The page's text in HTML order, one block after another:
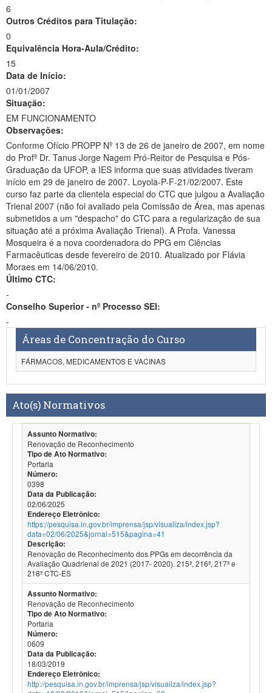
6
Outros Créditos para Titulação:
0
Equivalência Hora-Aula/Crédito:
15
Data de Início:
01/01/2007
Situação:
EM FUNCIONAMENTO
Observações:
Conforme Ofício PROPP Nº 13 de 26 de janeiro de 2007, em nome
do Profº Dr. Tanus Jorge Nagem Pró-Reitor de Pesquisa e Pós-
Graduação da UFOP, a IES informa que suas atividades tiveram
início em 29 de janeiro de 2007. Loyola-P-F-21/02/2007. Este
curso faz parte da clientela especial do CTC que julgou a Avaliação
Trienal 2007 (não foi avaliado pela Comissão de Área, mas apenas
submetidos a um "despacho" do CTC para a regularização de sua
situação até a próxima Avaliação Trienal). A Profa. Vanessa
Mosqueira é a nova coordenadora do PPG em Ciências
Farmacêuticas desde fevereiro de 2010. Atualizado por Flávia
Moraes em 14/06/2010.
Último CTC:
-
Conselho Superior - nº Processo SEI:
-
Áreas de Concentração do Curso
FÁRMACOS, MEDICAMENTOS E VACINAS
Ato(s) Normativos
Assunto Normativo:
Renovação de Reconhecimento
Tipo de Ato Normativo:
Portaria
Número:
0398
Data da Publicação:
02/06/2025
Endereço Eletrônico:
https://pesquisa.in.gov.br/imprensa/jsp/visualiza/index.jsp?
data=02/06/2025&jornal=515&pagina=41
Descrição:
Renovação de Reconhecimento dos PPGs em decorrência da
Avaliação Quadrienal de 2021 (2017- 2020). 215ª, 216ª, 217ª e
218ª CTC-ES
Assunto Normativo:
Renovação de Reconhecimento
Tipo de Ato Normativo:
Portaria
Número:
0609
Data da Publicação:
18/03/2019
Endereço Eletrônico:
http://pesquisa.in.gov.br/imprensa/jsp/visualiza/index.jsp?